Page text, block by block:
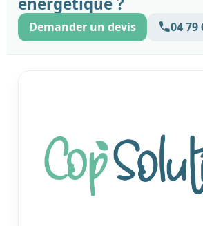
Demander un devis 04 79